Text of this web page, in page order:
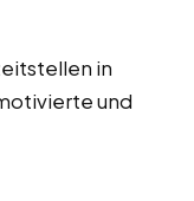
in
und